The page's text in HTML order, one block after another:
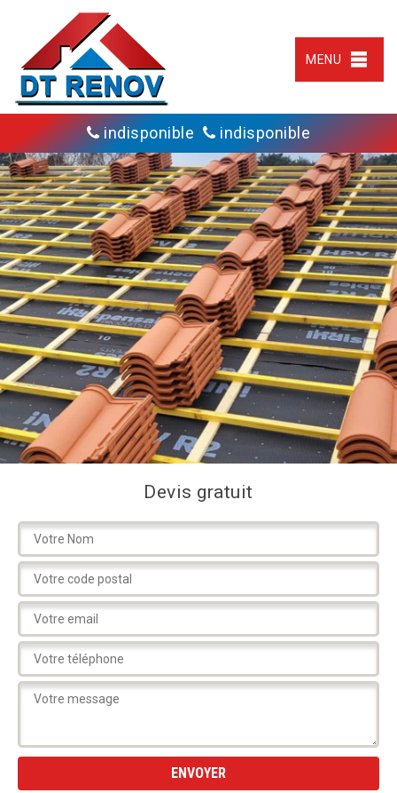
MENU
indisponible indisponible
Devis gratuit